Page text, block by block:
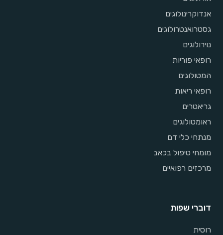
אנדוקרינולוגים
גסטרואנטרולוגים
נוירולוגים
רופאי פוריות
המטולוגים
רופאי ריאות
גריאטרים
ראומטולוגים
מנתחי כלי דם
מומחי טיפול בכאב
מרכזים רפואיים
דוברי שפות
רוסית